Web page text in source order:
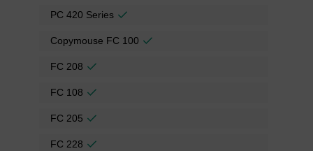
PC 420 Series
Copymouse FC 100
FC 208
FC 108
FC 205
FC 228